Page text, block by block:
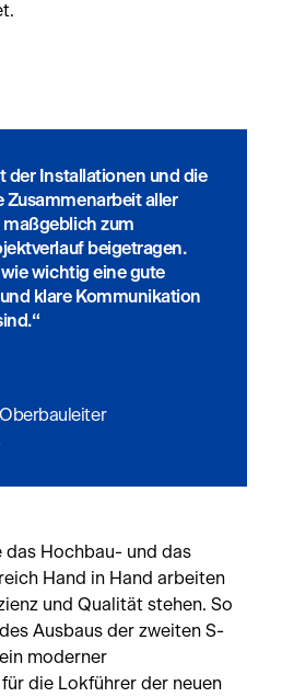
der Installationen und die
Zusammenarbeit aller
maßgeblich zum
beigetragen.
wichtig eine gute
klare Kommunikation
das Hochbau- und das
Hand in Hand arbeiten
und Qualität stehen. So
Ausbaus der zweiten S-
moderner
die Lokführer der neuen